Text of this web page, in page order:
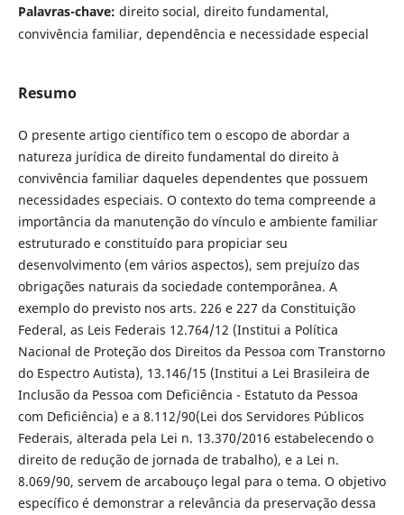
Palavras-chave: direito social, direito fundamental,
convivência familiar, dependência e necessidade especial
Resumo
O presente artigo científico tem o escopo de abordar a
natureza jurídica de direito fundamental do direito à
convivência familiar daqueles dependentes que possuem
necessidades especiais. O contexto do tema compreende a
importância da manutenção do vínculo e ambiente familiar
estruturado e constituído para propiciar seu
desenvolvimento (em vários aspectos), sem prejuízo das
obrigações naturais da sociedade contemporânea. A
exemplo do previsto nos arts. 226 e 227 da Constituição
Federal, as Leis Federais 12.764/12 (Institui a Política
Nacional de Proteção dos Direitos da Pessoa com Transtorno
do Espectro Autista), 13.146/15 (Institui a Lei Brasileira de
Inclusão da Pessoa com Deficiência - Estatuto da Pessoa
com Deficiência) e a 8.112/90(Lei dos Servidores Públicos
Federais, alterada pela Lei n. 13.370/2016 estabelecendo o
direito de redução de jornada de trabalho), e a Lei n.
8.069/90, servem de arcabouço legal para o tema. O objetivo
específico é demonstrar a relevância da preservação dessa